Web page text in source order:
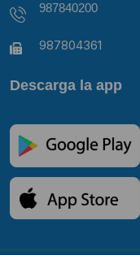
987840200
987804361
Descarga la app